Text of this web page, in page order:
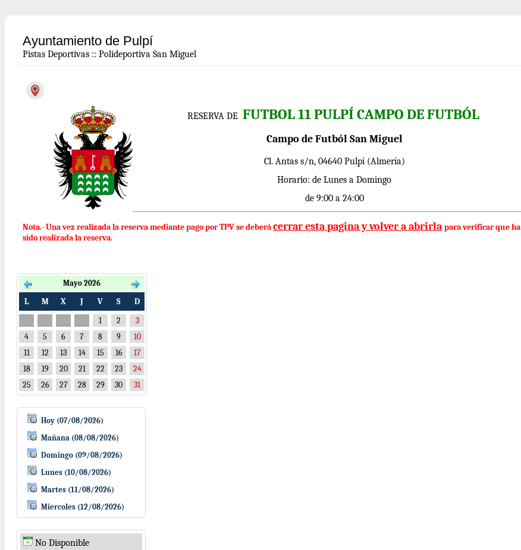
Ayuntamiento de Pulpí
Pistas Deportivas :: Polideportiva San Miguel
RESERVA DE FUTBOL 11 PULPÍ CAMPO DE FUTBÓL
Campo de Futból San Miguel
Cl. Antas s/n, 04640 Pulpí (Almería)
Horario: de Lunes a Domingo
de 9:00 a 24:00
Nota.- Una vez realizada la reserva mediante pago por TPV se deberácerrar esta pagina y volver a abrirla para verificar que ha
sido realizada la reserva.
Mayo 2026
L M X J V S
D
1
2
3
4
5 6 7 8 9
10
11
12 13 14 15 16
17
18
19 20 21 22 23
24
25
26 27 28 29 30 31
Hoy (07/08/2026)
Mañana (08/08/2026)
Domingo (09/08/2026)
Lunes (10/08/2026)
Martes (11/08/2026)
Miercoles (12/08/2026)
No Disponible